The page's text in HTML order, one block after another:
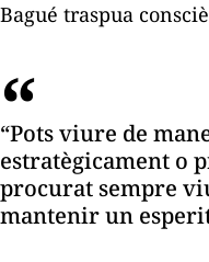
Bagué traspua
“Pots viure de
estratègicament o
procurat sempre
mantenir un